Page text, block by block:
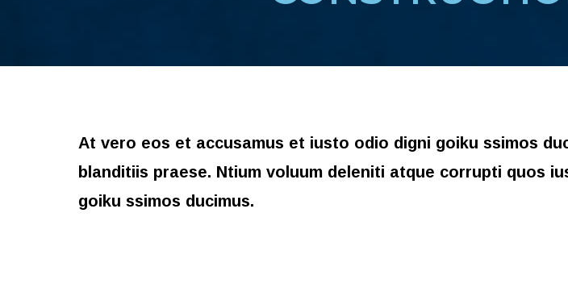
At vero eos et accusamus et iusto odio digni goiku ssimos
blanditiis praese. Ntium voluum deleniti atque corrupti quos
goiku ssimos ducimus.